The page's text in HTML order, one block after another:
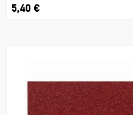
5,40 €